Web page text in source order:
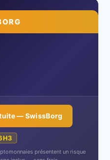
— SwissBorg
présentent un risque